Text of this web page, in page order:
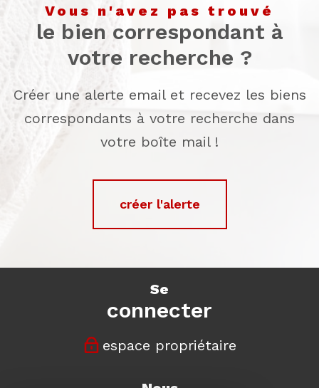
vous n'avez pas trouvé
le bien correspondant à
votre recherche ?
Créer une alerte email et recevez les biens
correspondants à votre recherche dans
votre boîte mail !
créer l'alerte
se
connecter
espace propriétaire